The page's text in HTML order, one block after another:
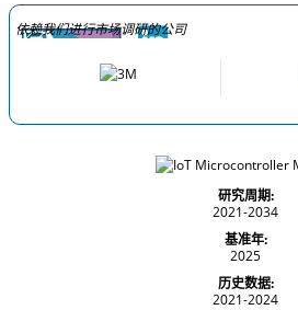
依赖我们进行市场调研的公司
研究周期:
2021-2034
基准年:
2025
历史数据:
2021-2024